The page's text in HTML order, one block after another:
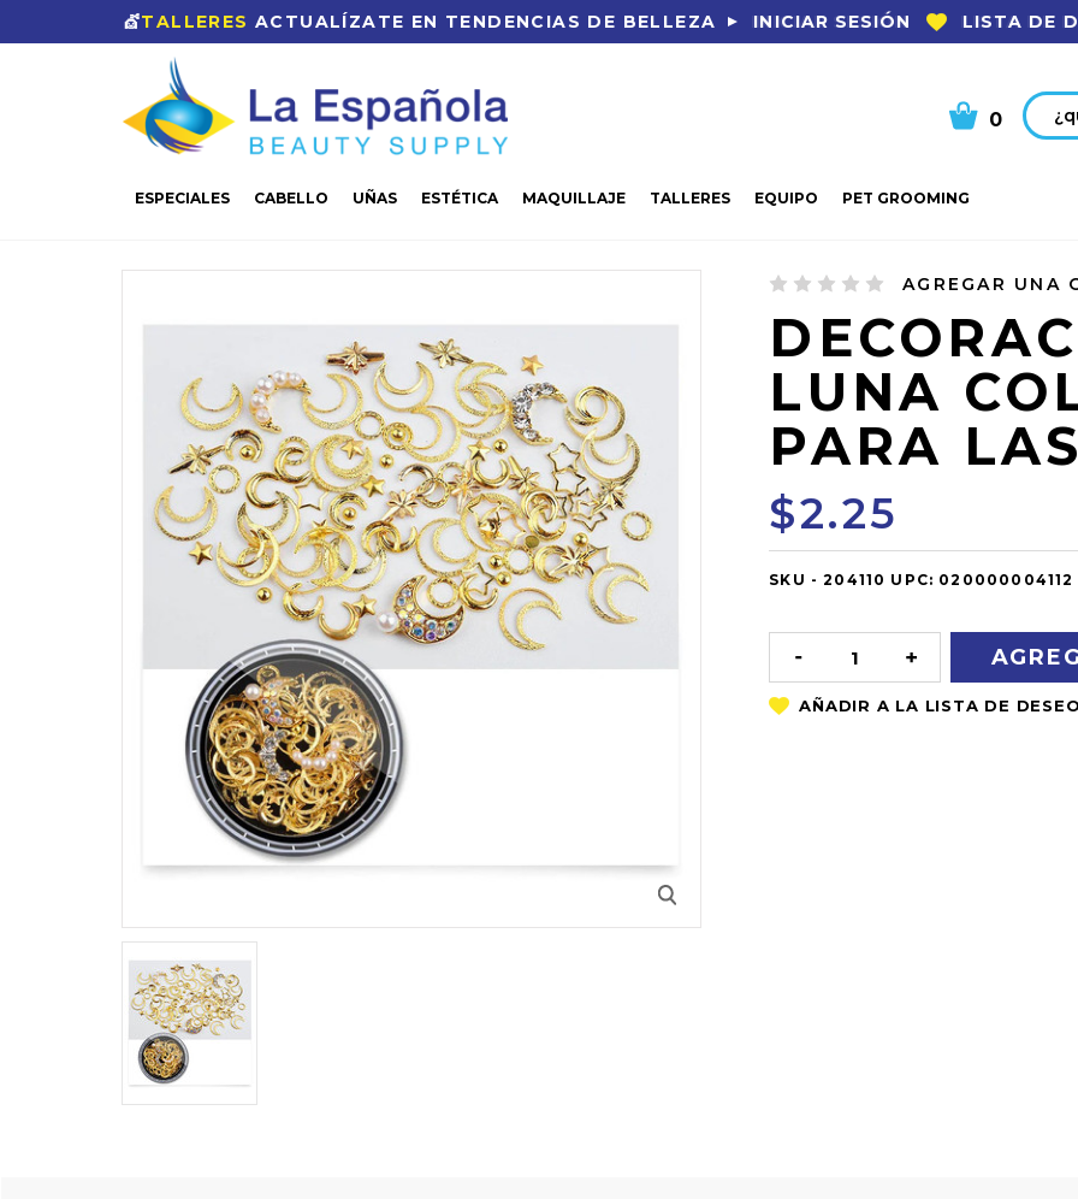
💇TALLERES ACTUALÍZATE EN TENDENCIAS DE BELLEZA INICIAR SESIÓN LISTA DE
0
ESPECIALES CABELLO UÑAS ESTÉTICA MAQUILLAJE TALLERES EQUIPO PET GROOMING
AGREGAR UNA
LUNA
PARA
$2.25
OUT
STOCK
SKU - 204110 UPC: 020000004112
DISMINUIR
LA
CANTIDAD:
AUMENTAR
LA
CANTIDAD: